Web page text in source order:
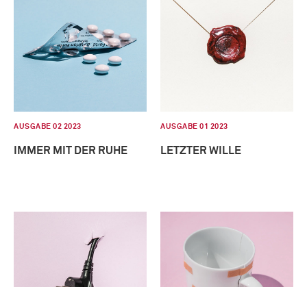
AUSGABE 02 2023
IMMER MIT DER RUHE
AUSGABE 01 2023
LETZTER WILLE